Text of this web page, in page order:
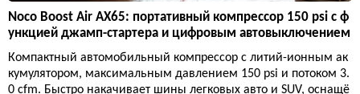
Noco Boost Air AX65: портативный компрессор 150 psi с ф
ункцией джамп-стартера и цифровым автовыключением
Компактный автомобильный компрессор с литий-ионным ак
кумулятором, максимальным давлением 150 psi и потоком 3.
0 cfm. Быстро накачивает шины легковых авто и SUV, оснащё